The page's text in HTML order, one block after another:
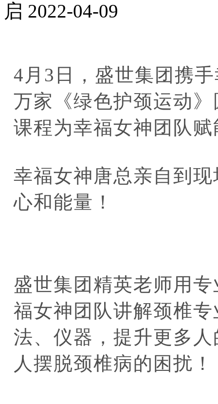
启 2022-04-09
4月3日，盛世集团携
万家《绿色护颈运动
课程为幸福女神团队赋
幸福女神唐总亲自到
心和能量！
盛世集团精英老师用
福女神团队讲解颈椎
法、仪器，提升更多
人摆脱颈椎病的困扰！